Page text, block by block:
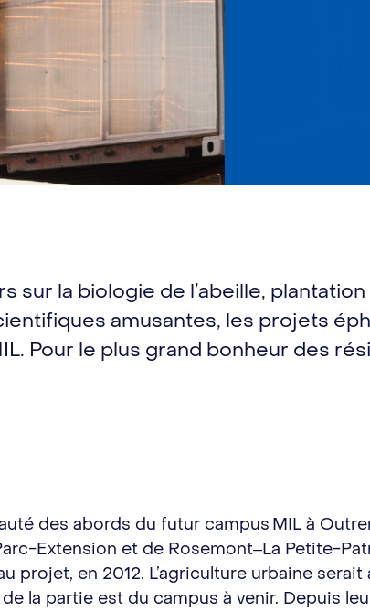
sur la biologie de l’abeille,
amusantes, les projets
Pour le plus grand bonheur des
des abords du futur campus MIL à
Extension et de Rosemont‒La Petite-
projet, en 2012. L’agriculture urbaine
la partie est du campus à venir. Depuis